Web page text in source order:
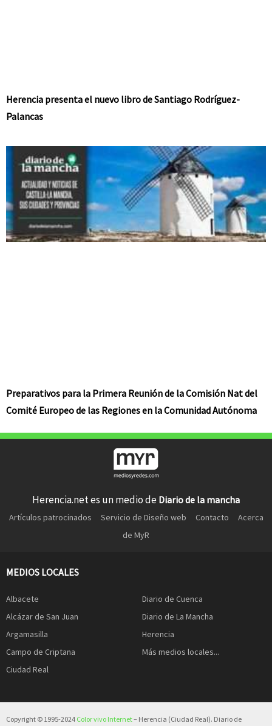
Herencia presenta el nuevo libro de Santiago Rodríguez-
Palancas
Preparativos para la Primera Reunión de la Comisión Nat del
Comité Europeo de las Regiones en la Comunidad Autónoma
Herencia.net es un medio de Diario de la mancha
Artículos patrocinados Servicio de Diseño web Contacto
Acerca
de MyR
MEDIOS LOCALES
Albacete
Alcázar de San Juan
Argamasilla
Campo de Criptana
Ciudad Real
Diario de Cuenca
Diario de La Mancha
Herencia
Más medios locales...
Copyright © 1995-2024 Color vivo Internet– Herencia (Ciudad Real). Diario de